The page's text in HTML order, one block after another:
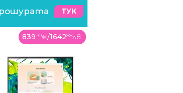
ТУК
51999€/101702лв.